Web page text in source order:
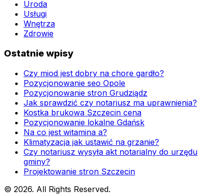
Uroda
Usługi
Wnętrza
Zdrowie
Ostatnie wpisy
Czy miod jest dobry na chore gardło?
Pozycjonowanie seo Opole
Pozycjonowanie stron Grudziądz
Jak sprawdzić czy notariusz ma uprawnienia?
Kostka brukowa Szczecin cena
Pozycjonowanie lokalne Gdańsk
Na co jest witamina a?
Klimatyzacja jak ustawić na grzanie?
Czy notariusz wysyła akt notarialny do urzędu
gminy?
Projektowanie stron Szczecin
© 2026. All Rights Reserved.